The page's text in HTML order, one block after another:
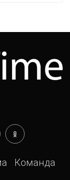
Команда